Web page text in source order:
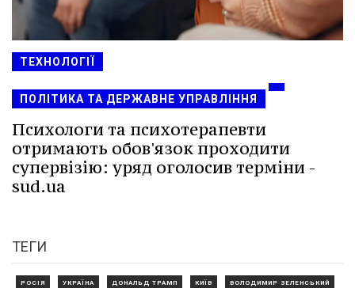
ТЕХНОЛОГІЇ
ПОЛІТИКА ТА ДЕРЖАВНЕ УПРАВЛІННЯ
Психологи та психотерапевти
отримають обов'язок проходити
супервізію: уряд оголосив терміни -
sud.ua
ТЕГИ
РОСІЯ УКРАЇНА ДОНАЛЬД ТРАМП КИЇВ ВОЛОДИМИР ЗЕЛЕНСЬКИЙ